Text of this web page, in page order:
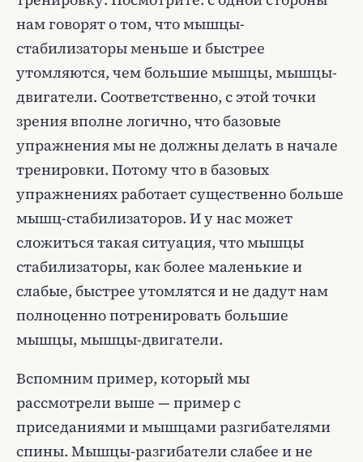
нам говорят о том, что мышцы-
стабилизаторы меньше и быстрее
утомляются, чем большие мышцы, мышцы-
двигатели. Соответственно, с этой точки
зрения вполне логично, что базовые
упражнения мы не должны делать в начале
тренировки. Потому что в базовых
упражнениях работает существенно больше
мышц-стабилизаторов. И у нас может
сложиться такая ситуация, что мышцы
стабилизаторы, как более маленькие и
слабые, быстрее утомлятся и не дадут нам
полноценно потренировать большие
мышцы, мышцы-двигатели.
Вспомним пример, который мы
рассмотрели выше — пример с
приседаниями и мышцами разгибателями
спины. Мышцы-разгибатели слабее и не